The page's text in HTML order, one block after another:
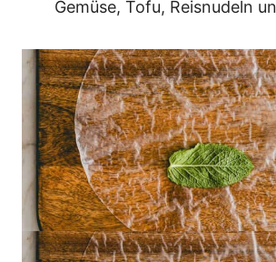
Gemüse, Tofu, Reisnudeln